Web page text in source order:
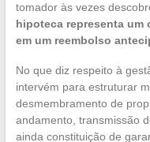
tomador às vezes
hipoteca representa um
em um reembolso
No que diz respeito à
intervém para estruturar
desmembramento de
andamento, transmissão
ainda constituição de